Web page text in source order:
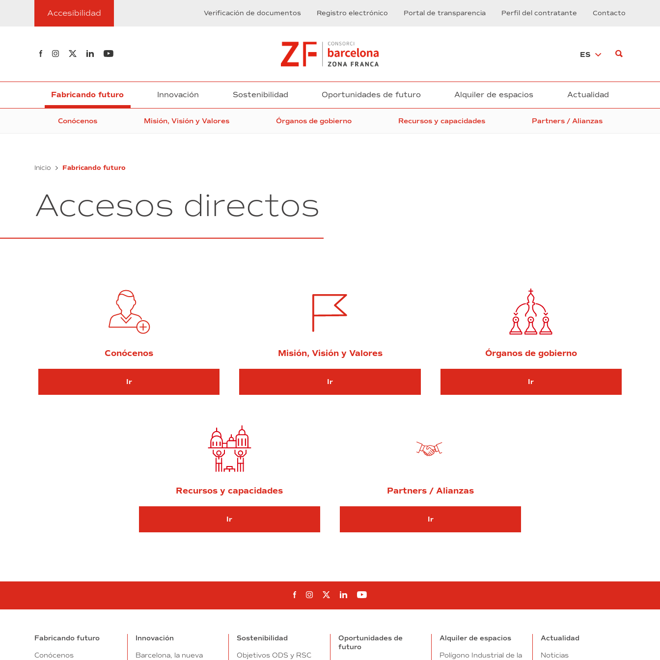
Accesibilidad Verificación de documentos Registro electrónico Portal de transparencia Perfil del contratante Contacto
Síguenos en Facebook
Síguenos en Instagram
Síguenos en Twitter
Síguenos en Linkedin
Síguenos en Youtube ES
Fabricando futuro
Conócenos Misión, Visión y Valores Órganos de gobierno Recursos y capacidades Partners / Alianzas
Innovación Sostenibilidad Oportunidades de futuro Alquiler de espacios Actualidad
Inicio Fabricando futuro
Accesos directos
Conócenos
Ir
Ir Conócenos
Misión, Visión y Valores
Ir
Ir Misión, Visión y Valores
Órganos de gobierno
Ir
Ir Órganos de gobierno
Recursos y capacidades
Ir
Ir Recursos y capacidades
Partners / Alianzas
Ir
Síguenos en Facebook
Síguenos en Instagram
Síguenos en Twitter
Síguenos en Linkedin
Síguenos en Youtube
Fabricando futuro
Conócenos
Innovación
Barcelona, la nueva
Sostenibilidad
Objetivos ODS y RSC
Oportunidades de
futuro
Alquiler de espacios
Polígono Industrial de la
Actualidad
Noticias